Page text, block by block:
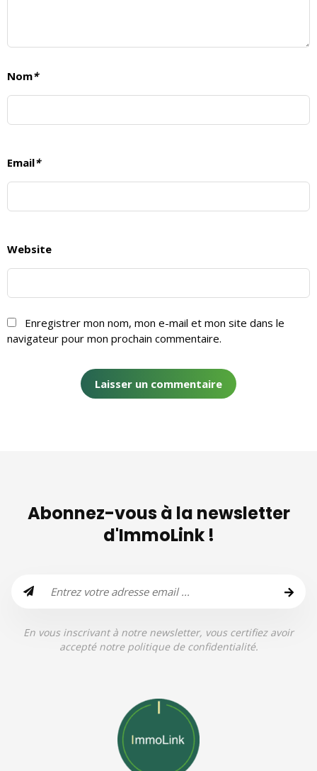
Nom*
Email*
Website
Enregistrer mon nom, mon e-mail et mon site dans le
navigateur pour mon prochain commentaire.
Abonnez-vous à la newsletter
d'ImmoLink !
En vous inscrivant à notre newsletter, vous certifiez avoir
accepté notre politique de confidentialité.